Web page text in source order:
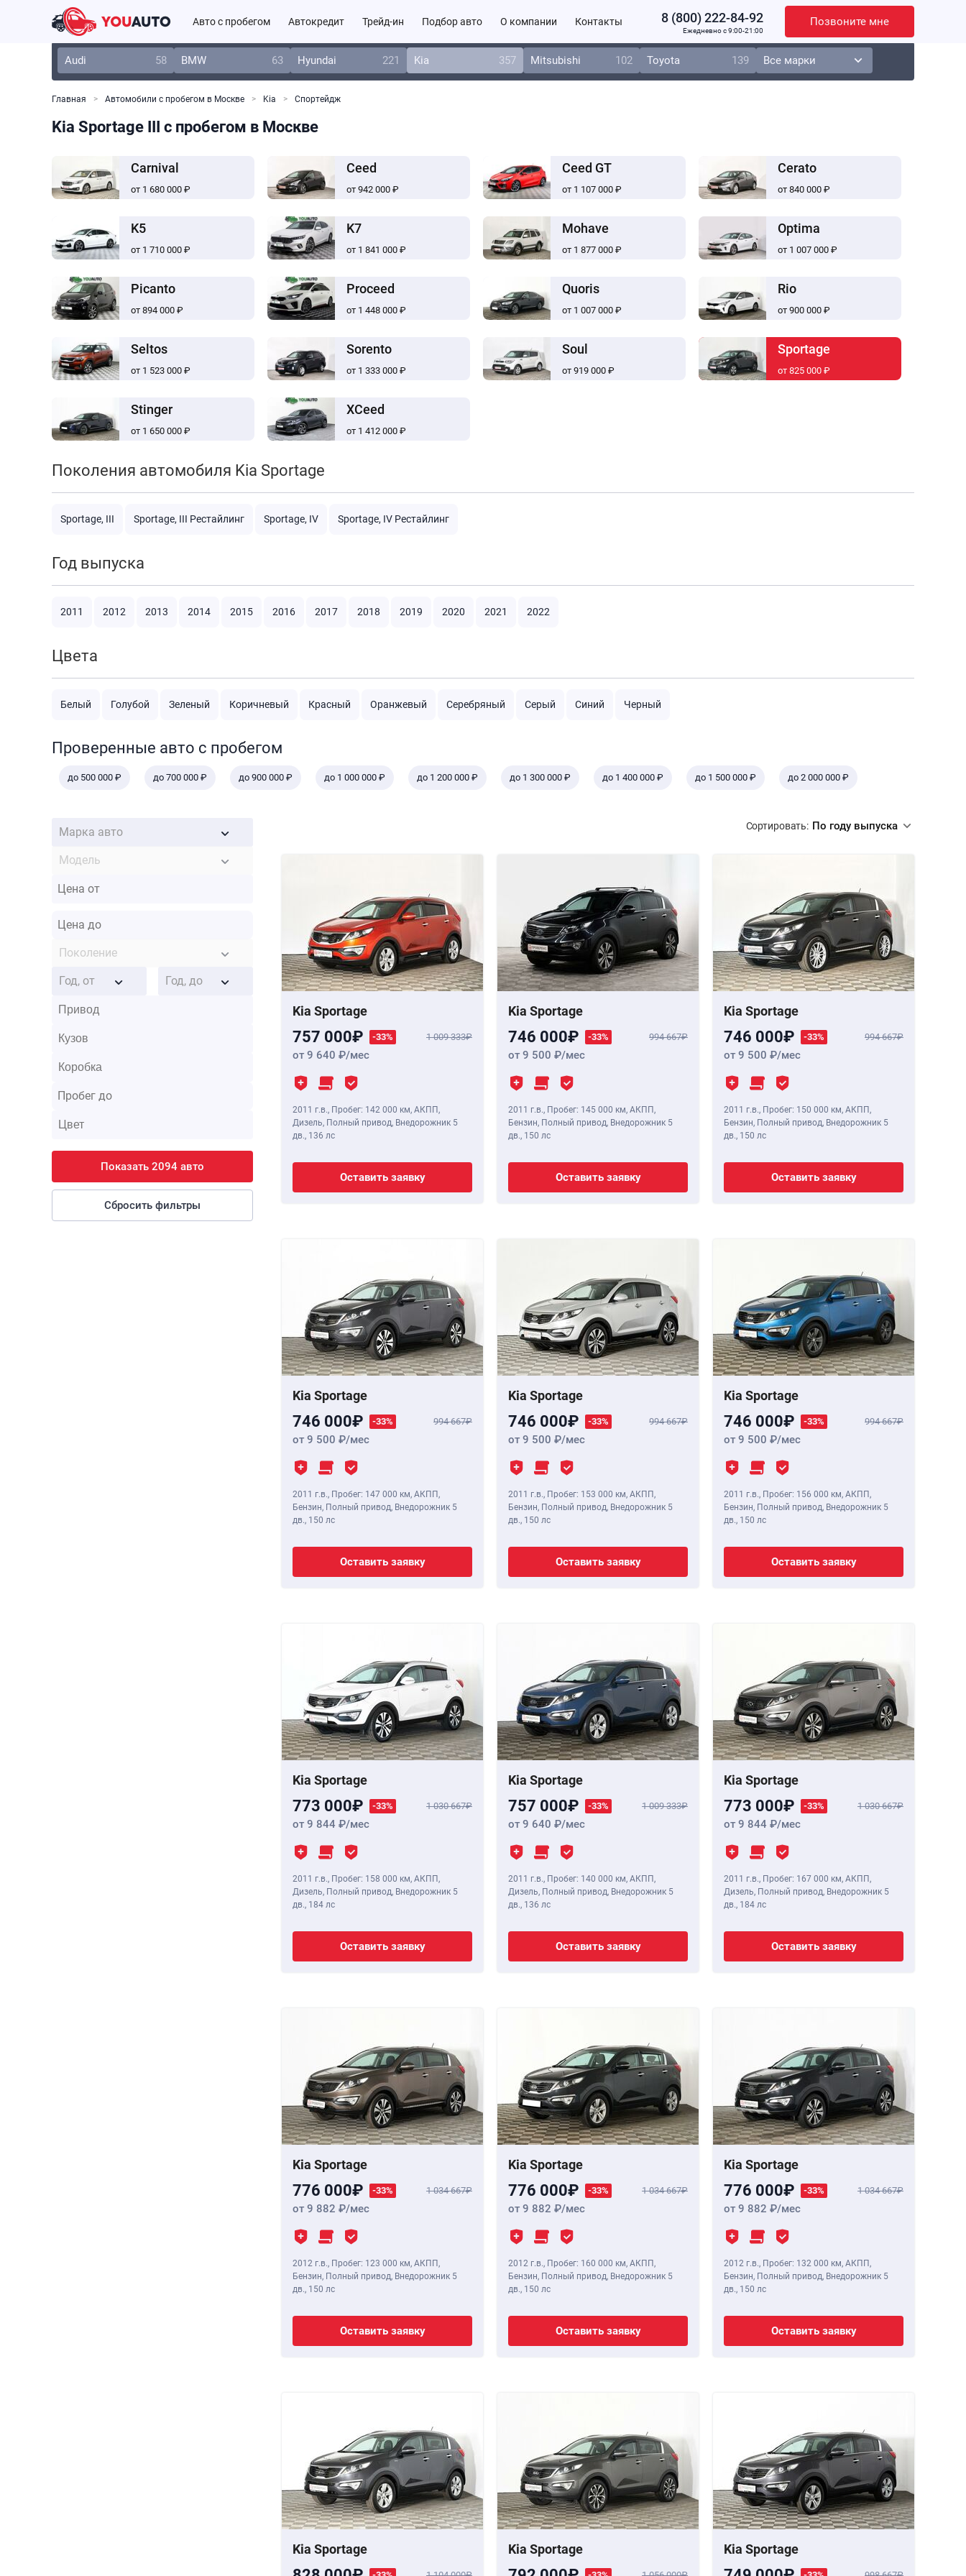
Авто с пробегом Автокредит Трейд-ин Подбор авто О компании Контакты 8 (800) 222-84-92
Ежедневно c 9:00-21:00
Позвоните мне
Audi 58 BMW 63 Hyundai 221 Kia 357 Mitsubishi 102 Toyota 139
Главная Автомобили с пробегом в Москве Kia Спортейдж
Kia Sportage III с пробегом в Москве
Carnival
от 1 680 000 ₽
Ceed
от 942 000 ₽
Ceed GT
от 1 107 000 ₽
Cerato
от 840 000 ₽
K5
от 1 710 000 ₽
K7
от 1 841 000 ₽
Mohave
от 1 877 000 ₽
Optima
от 1 007 000 ₽
Picanto
от 894 000 ₽
Proceed
от 1 448 000 ₽
Quoris
от 1 007 000 ₽
Rio
от 900 000 ₽
Seltos
от 1 523 000 ₽
Sorento
от 1 333 000 ₽
Soul
от 919 000 ₽
Sportage
от 825 000 ₽
Stinger
от 1 650 000 ₽
XCeed
от 1 412 000 ₽
Поколения автомобиля Kia Sportage
Sportage, III Sportage, III Рестайлинг Sportage, IV Sportage, IV Рестайлинг
Год выпуска
2011 2012 2013 2014 2015 2016 2017 2018 2019 2020 2021 2022
Цвета
Белый Голубой Зеленый Коричневый Красный Оранжевый Серебряный Серый Синий Черный
Проверенные авто с пробегом
до 500 000 ₽ до 700 000 ₽ до 900 000 ₽ до 1 000 000 ₽ до 1 200 000 ₽ до 1 300 000 ₽ до 1 400 000 ₽ до 1 500 000 ₽ до 2 000 000 ₽
Марка авто
Модель
Поколение
Год, от Год, до
Показать 2094 авто
Сбросить фильтры
Сортировать: По году выпуска
Kia Sportage
757 000 -33% 1 009 333
от 9 640 /мес
2011 г.в., Пробег: 142 000 км, АКПП,
Дизель, Полный привод, Внедорожник 5
дв., 136 лс
Оставить заявку
Kia Sportage
746 000 -33% 994 667
от 9 500 /мес
2011 г.в., Пробег: 145 000 км, АКПП,
Бензин, Полный привод, Внедорожник 5
дв., 150 лс
Оставить заявку
Kia Sportage
746 000 -33% 994 667
от 9 500 /мес
2011 г.в., Пробег: 150 000 км, АКПП,
Бензин, Полный привод, Внедорожник 5
дв., 150 лс
Оставить заявку
Kia Sportage
746 000 -33% 994 667
от 9 500 /мес
2011 г.в., Пробег: 147 000 км, АКПП,
Бензин, Полный привод, Внедорожник 5
дв., 150 лс
Оставить заявку
Kia Sportage
746 000 -33% 994 667
от 9 500 /мес
2011 г.в., Пробег: 153 000 км, АКПП,
Бензин, Полный привод, Внедорожник 5
дв., 150 лс
Оставить заявку
Kia Sportage
746 000 -33% 994 667
от 9 500 /мес
2011 г.в., Пробег: 156 000 км, АКПП,
Бензин, Полный привод, Внедорожник 5
дв., 150 лс
Оставить заявку
Kia Sportage
773 000 -33% 1 030 667
от 9 844 /мес
2011 г.в., Пробег: 158 000 км, АКПП,
Дизель, Полный привод, Внедорожник 5
дв., 184 лс
Оставить заявку
Kia Sportage
757 000 -33% 1 009 333
от 9 640 /мес
2011 г.в., Пробег: 140 000 км, АКПП,
Дизель, Полный привод, Внедорожник 5
дв., 136 лс
Оставить заявку
Kia Sportage
773 000 -33% 1 030 667
от 9 844 /мес
2011 г.в., Пробег: 167 000 км, АКПП,
Дизель, Полный привод, Внедорожник 5
дв., 184 лс
Оставить заявку
Kia Sportage
776 000 -33% 1 034 667
от 9 882 /мес
2012 г.в., Пробег: 123 000 км, АКПП,
Бензин, Полный привод, Внедорожник 5
дв., 150 лс
Оставить заявку
Kia Sportage
776 000 -33% 1 034 667
от 9 882 /мес
2012 г.в., Пробег: 160 000 км, АКПП,
Бензин, Полный привод, Внедорожник 5
дв., 150 лс
Оставить заявку
Kia Sportage
776 000 -33% 1 034 667
от 9 882 /мес
2012 г.в., Пробег: 132 000 км, АКПП,
Бензин, Полный привод, Внедорожник 5
дв., 150 лс
Оставить заявку
Kia Sportage Kia Sportage Kia Sportage